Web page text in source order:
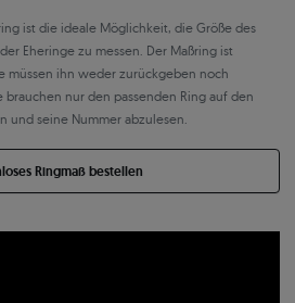
ist die ideale Möglichkeit, die Größe des
Eheringe zu messen. Der Maßring ist
müssen ihn weder zurückgeben noch
brauchen nur den passenden Ring auf den
und seine Nummer abzulesen.
Ringmaß bestellen